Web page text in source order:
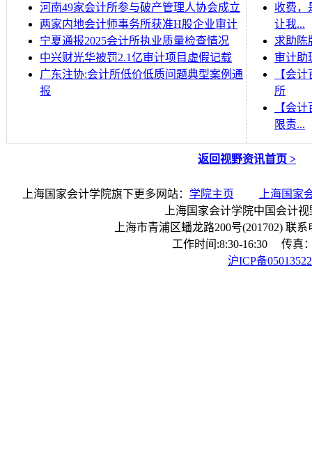
河南49家会计所参与破产管理人协会成立
两家内地会计师事务所获准H股企业审计
宁夏通报2025会计所执业质量检查情况
中兴财光华被罚2.1亿审计项目虚假记载
广东注协:会计所低价低质问题典型案例通
报
收费
让我...
求助陈
审计助
【会
所
【会
限责...
返回视野资讯首页 >
上海国家会计学院旗下更多网站： 学院主页
上海国家
上海国家会计学院中国会计
上海市青浦区蟠龙路200号(201702) 联系
工作时间:8:30-16:30 传真：
沪ICP备